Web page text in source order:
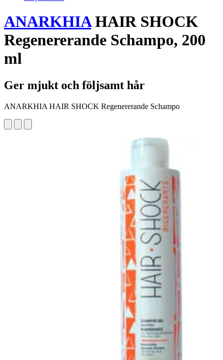
ANARKHIAHAIR SHOCK
Regenererande Schampo, 200
ml
Ger mjukt och följsamt hår
ANARKHIA HAIR SHOCK Regenererande Schampo